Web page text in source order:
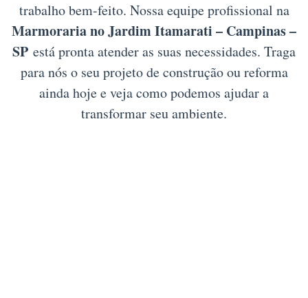
trabalho bem-feito. Nossa equipe profissional na
Marmoraria no Jardim Itamarati – Campinas –
SP está pronta atender as suas necessidades. Traga
para nós o seu projeto de construção ou reforma
ainda hoje e veja como podemos ajudar a
transformar seu ambiente.